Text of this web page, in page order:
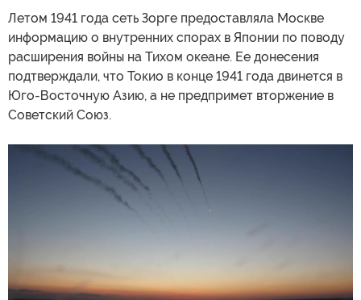
Летом 1941 года сеть Зорге предоставляла Москве
информацию о внутренних спорах в Японии по поводу
расширения войны на Тихом океане. Ее донесения
подтверждали, что Токио в конце 1941 года двинется в
Юго-Восточную Азию, а не предпримет вторжение в
Советский Союз.